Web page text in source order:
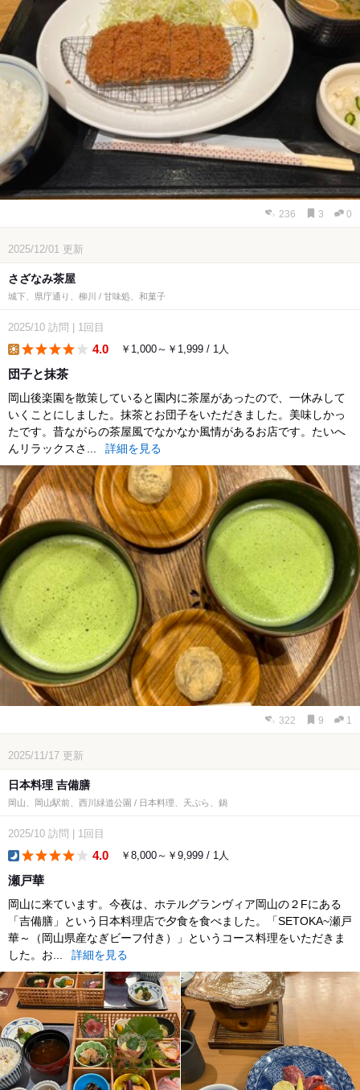
236 3 0
2025/12/01 更新
さざなみ茶屋
城下、県庁通り、柳川 / 甘味処、和菓子
2025/10 訪問 1回目
4.0 ￥1,000～￥1,999 / 1人
団子と抹茶
岡山後楽園を散策していると園内に茶屋があったので、一休みして
いくことにしました。抹茶とお団子をいただきました。美味しかっ
たです。昔ながらの茶屋風でなかなか風情があるお店です。たいへ
んリラックスさ...
詳細を見る
322 9 1
2025/11/17 更新
日本料理 吉備膳
岡山、岡山駅前、西川緑道公園 / 日本料理、天ぷら、鍋
2025/10 訪問 1回目
4.0 ￥8,000～￥9,999 / 1人
瀬戸華
岡山に来ています。今夜は、ホテルグランヴィア岡山の２Fにある
「吉備膳」という日本料理店で夕食を食べました。「SETOKA~瀬戸
華～（岡山県産なぎビーフ付き）」というコース料理をいただきま
した。お...
詳細を見る